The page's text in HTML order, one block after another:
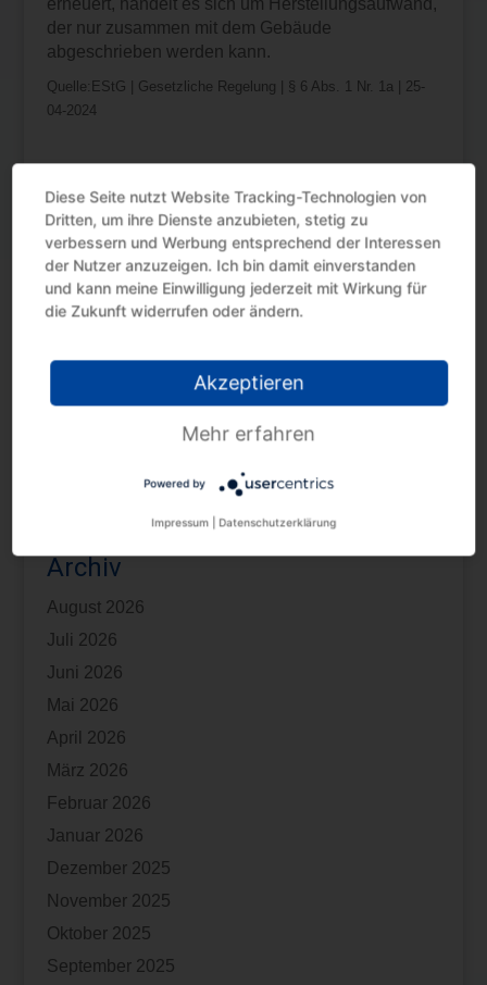
erneuert, handelt es sich um Herstellungsaufwand,
der nur zusammen mit dem Gebäude
abgeschrieben werden kann.
Quelle:EStG | Gesetzliche Regelung | § 6 Abs. 1 Nr. 1a | 25-
04-2024
Neueste Beiträge
Sicherungseinbehalt: Umsatzsteuer-Änderung
wegen Uneinbringlichkeit
Steuervorteil nutzen mit Erholungsbeihilfen
Steuertermine August 2026
Archiv
August 2026
Juli 2026
Juni 2026
Mai 2026
April 2026
März 2026
Februar 2026
Januar 2026
Dezember 2025
November 2025
Oktober 2025
September 2025
Diese Seite nutzt Website Tracking-Technologien von
Dritten, um ihre Dienste anzubieten, stetig zu
verbessern und Werbung entsprechend der Interessen
der Nutzer anzuzeigen. Ich bin damit einverstanden
und kann meine Einwilligung jederzeit mit Wirkung für
die Zukunft widerrufen oder ändern.
Akzeptieren
Mehr erfahren
Powered by
Impressum Datenschutzerklärung